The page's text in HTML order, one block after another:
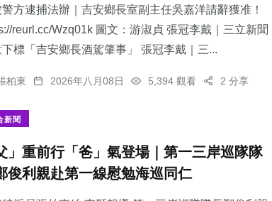
警方逮捕法辦｜吉安鄉長室副主任吳嘉洋請辭獲准！
reurl.cc/Wzq01k 圖文：游淑貞 張冠李戴｜三立新聞
標「吉安鄉長酒駕肇事」 張冠李戴｜三...
柏東 2026年八月08日 5,394 觀看 2 分享
新聞
」重前行「爸」氣登場｜第一三岸巡隊隊
俊利親赴第一線慰勉海巡同仁